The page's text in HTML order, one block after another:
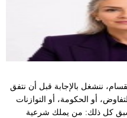
ننشغل بالإجابة قبل أن نتفق
أو الحكومة، أو التوازنات
يسبق كل ذلك: من يملك شرعية